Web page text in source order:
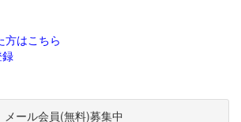
方はこちら
メール会員(無料)募集中